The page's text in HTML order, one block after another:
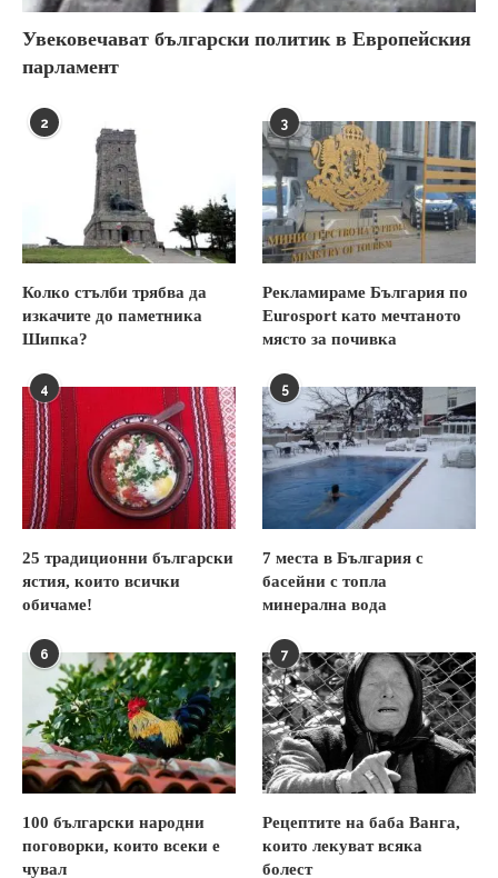
Увековечават български политик в Европейския
парламент
2
Колко стълби трябва да
изкачите до паметника
Шипка?
3
Рекламираме България по
Eurosport като мечтаното
място за почивка
4
25 традиционни български
ястия, които всички
обичаме!
5
7 места в България с
басейни с топла
минерална вода
6
100 български народни
поговорки, които всеки е
чувал
7
Рецептите на баба Ванга,
които лекуват всяка
болест